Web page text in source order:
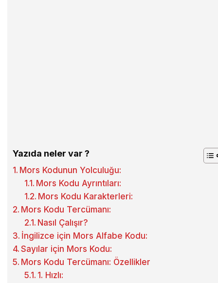
Yazıda neler var ?
Mors Kodunun Yolculuğu:
Mors Kodu Ayrıntıları:
Mors Kodu Karakterleri:
Mors Kodu Tercümanı:
Nasıl Çalışır?
İngilizce için Mors Alfabe Kodu:
Sayılar için Mors Kodu:
Mors Kodu Tercümanı: Özellikler
1. Hızlı: